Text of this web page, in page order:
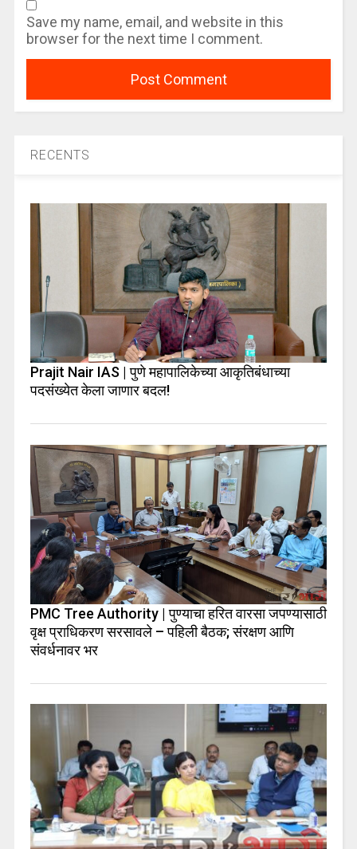
Save my name, email, and website in this
browser for the next time I comment.
RECENTS
Prajit Nair IAS | पुणे महापालिकेच्या आकृतिबंधाच्या
पदसंख्येत केला जाणार बदल!
PMC Tree Authority | पुण्याचा हरित वारसा जपण्यासाठी
वृक्ष प्राधिकरण सरसावले – पहिली बैठक; संरक्षण आणि
संवर्धनावर भर